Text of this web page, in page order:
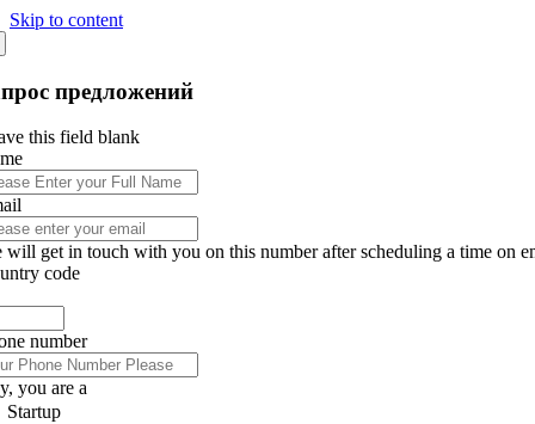
Skip to content
предложений
this field blank
will get in touch with you on this number after scheduling a time on
code
number
you are a
Startup